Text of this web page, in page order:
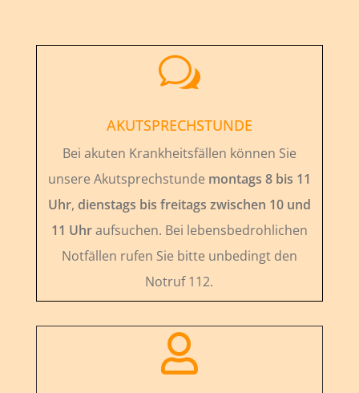
w
AKUTSPRECHSTUNDE
Bei akuten Krankheitsfällen können Sie
unsere Akutsprechstunde montags 8 bis 11
Uhr, dienstags bis freitags zwischen 10 und
11 Uhraufsuchen. Bei lebensbedrohlichen
Notfällen rufen Sie bitte unbedingt den
Notruf 112.
